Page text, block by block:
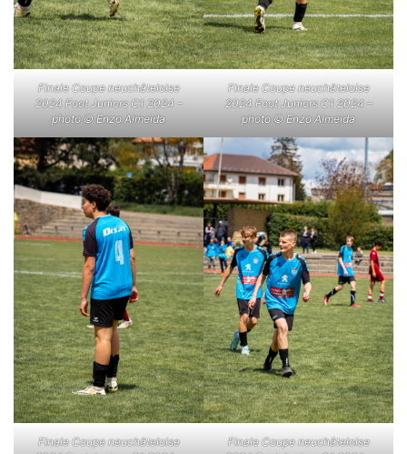
Finale Coupe neuchâteloise
2024 Foot Juniors C1 2024 –
photo © Enzo Almeida
Finale Coupe neuchâteloise
2024 Foot Juniors C1 2024 –
photo © Enzo Almeida
Finale Coupe neuchâteloise
Finale Coupe neuchâteloise